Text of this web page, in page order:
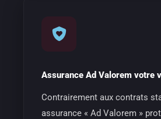
Assurance Ad Valorem votre
Contrairement aux contrats
assurance « Ad Valorem »